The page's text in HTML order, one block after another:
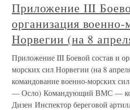
Приложение III
организация
Норвегии (на 8
Приложение III Боевой состав и
морских сил Норвегии (на 8
командование военно-морских
— Осло) Командующий ВМС —
Дизен Инспектор береговой